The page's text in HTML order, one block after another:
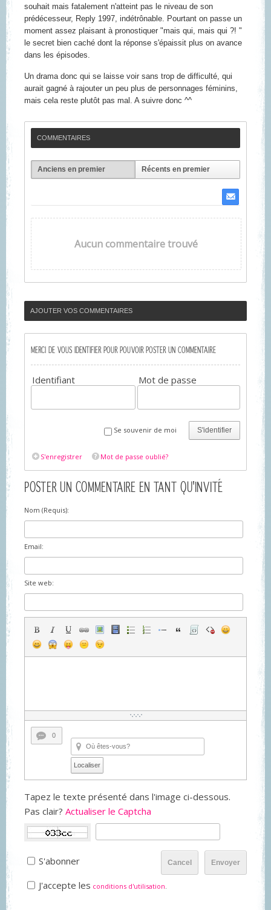
souhait mais fatalement n'atteint pas le niveau de son
prédécesseur, Reply 1997, indétrônable. Pourtant on passe un
moment assez plaisant à pronostiquer "mais qui, mais qui ?! "
le secret bien caché dont la réponse s'épaissit plus on avance
dans les épisodes.
Un drama donc qui se laisse voir sans trop de difficulté, qui
aurait gagné à rajouter un peu plus de personnages féminins,
mais cela reste plutôt pas mal. A suivre donc ^^
COMMENTAIRES
Anciens en premier Récents en premier
Aucun commentaire trouvé
AJOUTER VOS COMMENTAIRES
MERCI DE VOUS IDENTIFIER POUR POUVOIR POSTER UN COMMENTAIRE
Identifiant Mot de passe
S'identifier
Se souvenir de moi
S'enregistrer Mot de passe oublié?
POSTER UN COMMENTAIRE EN TANT QU'INVITÉ
Nom (Requis):
Email:
Site web:
0
Localiser
Tapez le texte présenté dans l'image ci-dessous.
Pas clair? Actualiser le Captcha
Envoyer
Cancel
S'abonner
J'accepte les conditions d'utilisation